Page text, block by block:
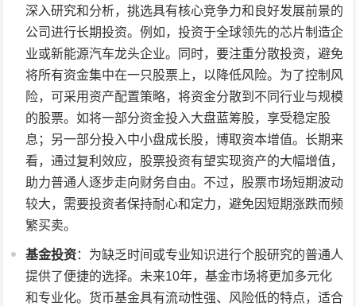
深入研究和分析，挑选具有核心竞争力和良好发展前景的
公司进行长期投资。例如，投资于全球领先的芯片制造企
业或新能源汽车龙头企业。同时，要注重分散投资，避免
将所有资金集中在一只股票上，以降低风险。为了控制风
险，可采用资产配置策略，将资金分散到不同行业与规模
的股票。如将一部分资金投入大盘蓝筹股，享受稳定股
息；另一部分投入中小盘成长股，博取资本增值。长期来
看，通过复利效应，股票投资有望实现资产的大幅增值，
助力普通人逐步走向财务自由。不过，股票市场短期波动
较大，需要投资者保持耐心和定力，避免因短期涨跌而频
繁买卖。
基金投资：为缺乏时间或专业知识进行个股研究的普通人
提供了便捷的选择。未来10年，基金市场将更加多元化
和专业化。货币基金具有流动性强、风险低的特点，适合